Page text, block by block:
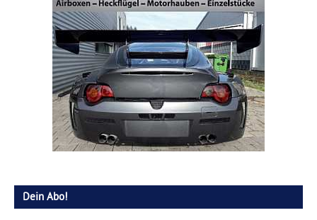
Dein Abo!